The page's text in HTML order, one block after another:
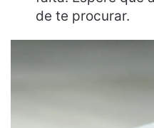
de te procurar.